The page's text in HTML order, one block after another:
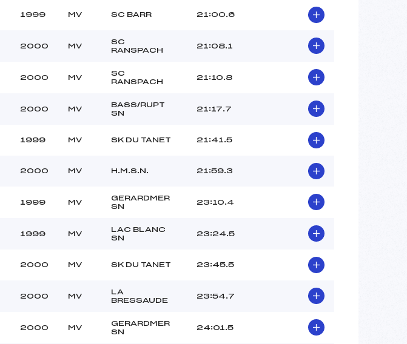
1999 MV SC BARR 21:00.6
2000 MV
SC
RANSPACH
21:08.1
2000 MV
SC
RANSPACH
21:10.8
2000 MV
BASS/RUPT
SN
21:17.7
1999 MV SK DU TANET 21:41.5
2000 MV H.M.S.N. 21:59.3
1999 MV
GERARDMER
SN
23:10.4
1999 MV
LAC BLANC
SN
23:24.5
2000 MV SK DU TANET 23:45.5
2000 MV
LA
BRESSAUDE
23:54.7
2000 MV
GERARDMER
SN
24:01.5